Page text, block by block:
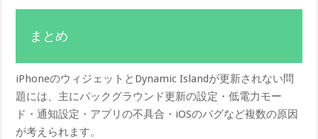
まとめ
iPhoneのウィジェットとDynamic Islandが更新されない問
題には、主にバックグラウンド更新の設定・低電力モー
ド・通知設定・アプリの不具合・iOSのバグなど複数の原因
が考えられます。